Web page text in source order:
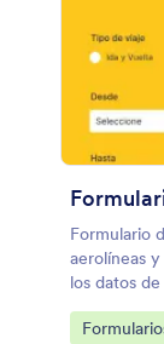
Formulario
aerolíneas
los datos
sus
impresione
Go to